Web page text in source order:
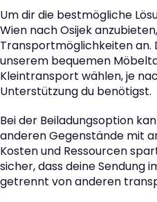
Um dir die bestmögliche
Wien nach Osijek
Transportmöglichkeiten an.
unserem bequemen
Kleintransport wählen, je
Unterstützung du benötigst.
Bei der Beiladungsoption
anderen Gegenstände mit
Kosten und Ressourcen
sicher, dass deine Sendung
getrennt von anderen